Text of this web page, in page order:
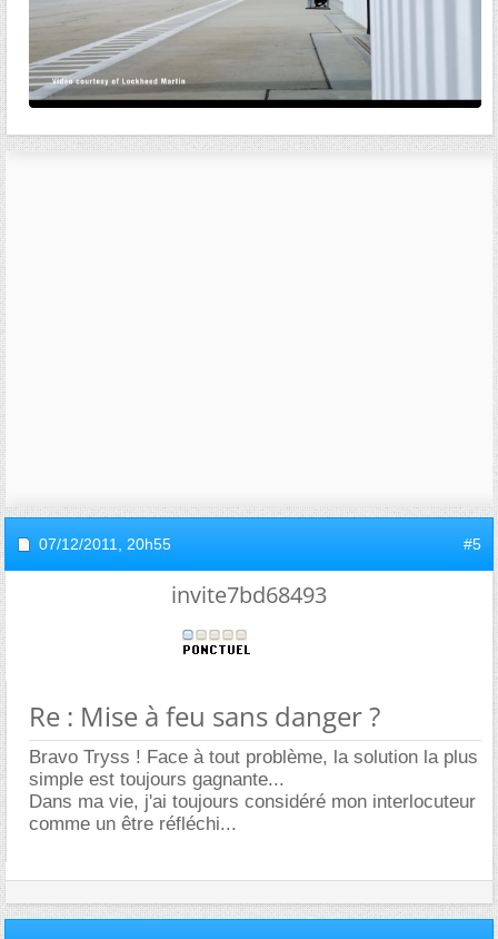
07/12/2011, 20h55 #5
invite7bd68493
Re : Mise à feu sans danger ?
Bravo Tryss ! Face à tout problème, la solution la plus
simple est toujours gagnante...
Dans ma vie, j'ai toujours considéré mon interlocuteur
comme un être réfléchi...